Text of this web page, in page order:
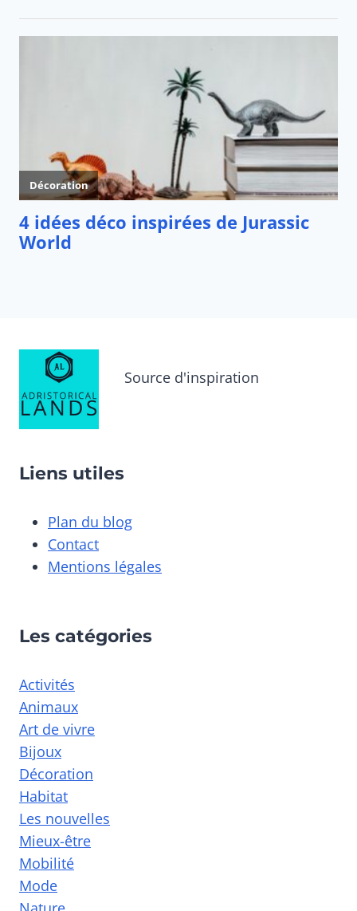
Source d'inspiration
Liens utiles
Plan du blog
Contact
Mentions légales
Les catégories
Activités
Animaux
Art de vivre
Bijoux
Décoration
Habitat
Les nouvelles
Mieux-être
Mobilité
Mode